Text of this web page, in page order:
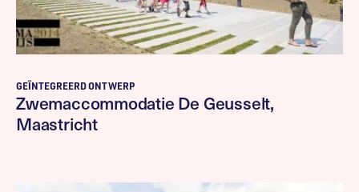
GEÏNTEGREERD ONTWERP
Zwemaccommodatie De Geusselt,
Maastricht